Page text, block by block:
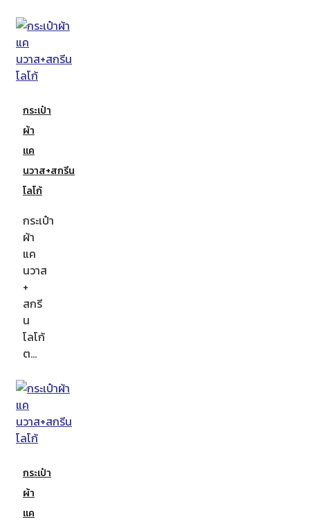
กระเป๋า
ผ้า
แค
นวาส+สกรีน
โลโก้
กระเป๋า
ผ้า
แค
นวาส
+
สกรี
น
โลโก้
ต…
กระเป๋า
ผ้า
แค